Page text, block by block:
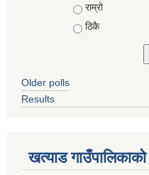
राम्राे
ठिकै
Older polls
Results
खत्याड